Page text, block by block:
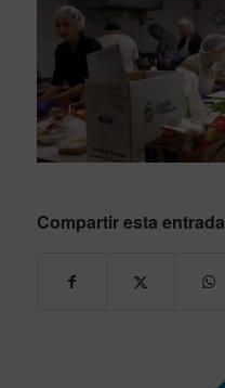
Compartir esta entrada